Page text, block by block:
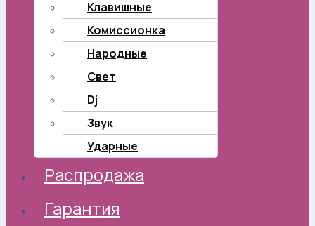
Клавишные
Комиссионка
Народные
Свет
Dj
Звук
Ударные
Распродажа
Гарантия